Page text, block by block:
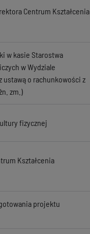
Centrum Kształcenia
w kasie Starostwa
w Wydziale
ustawą o rachunkowości z
zm.)
fizycznej
Kształcenia
projektu